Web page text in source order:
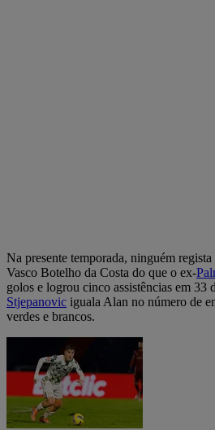
Na presente temporada, ninguém
Vasco Botelho da Costa do que o ex-
golos e logrou cinco assistências em 33
Stjepanovic iguala Alan no número de
verdes e brancos.